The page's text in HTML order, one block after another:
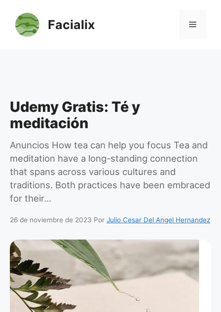
contenido
Facialix Menú
Udemy Gratis: Té y
meditación
Anuncios How tea can help you focus Tea and
meditation have a long-standing connection
that spans across various cultures and
traditions. Both practices have been embraced
for their…
26 de noviembre de 2023 Por Julio Cesar Del Angel Hernandez